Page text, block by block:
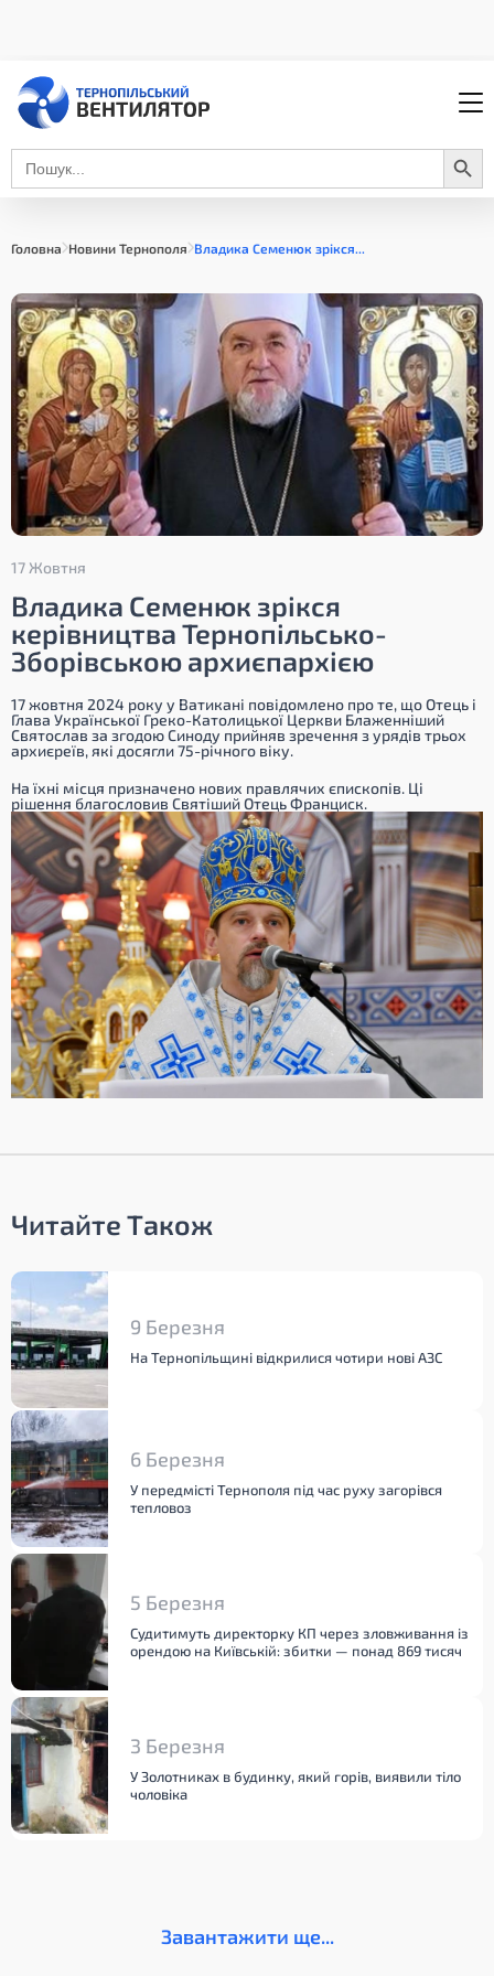
Search
for:
Search Button
Головна Новини Тернополя Владика Семенюк зрікся...
17 Жовтня
Владика Семенюк зрікся
керівництва Тернопільсько-
Зборівською архиєпархією
17 жовтня 2024 року у Ватикані повідомлено про те, що Отець і
Глава Української Греко-Католицької Церкви Блаженніший
Святослав за згодою Синоду прийняв зречення з урядів трьох
архиєреїв, які досягли 75-річного віку.
На їхні місця призначено нових правлячих єпископів. Ці
рішення благословив Святіший Отець Франциск.
Читайте Також
9 Березня
На Тернопільщині відкрилися чотири нові АЗС
6 Березня
У передмісті Тернополя під час руху загорівся
тепловоз
5 Березня
Судитимуть директорку КП через зловживання із
орендою на Київській: збитки — понад 869 тисяч
3 Березня
У Золотниках в будинку, який горів, виявили тіло
чоловіка
Завантажити ще...